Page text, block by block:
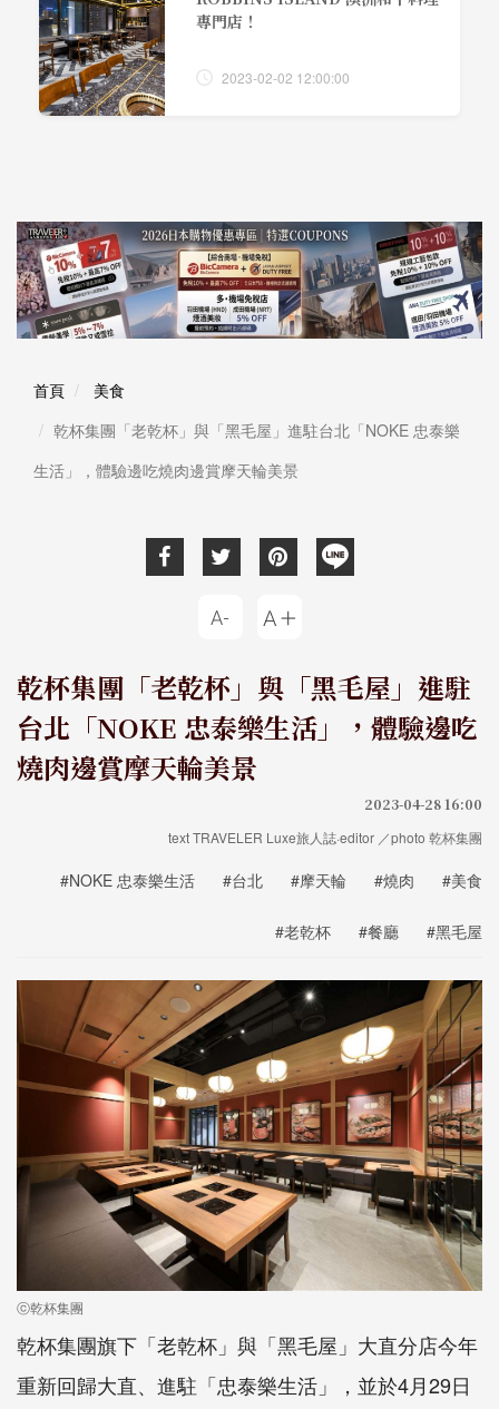
專門店！
2023-02-02 12:00:00
首頁
美食
乾杯集團「老乾杯」與「黑毛屋」進駐台北「NOKE 忠泰樂
生活」，體驗邊吃燒肉邊賞摩天輪美景
乾杯集團「老乾杯」與「黑毛屋」進駐
台北「NOKE 忠泰樂生活」，體驗邊吃
燒肉邊賞摩天輪美景
2023-04-28 16:00
text TRAVELER Luxe旅人誌·editor ／photo 乾杯集團
#NOKE 忠泰樂生活 #台北 #摩天輪 #燒肉 #美食
#老乾杯 #餐廳 #黑毛屋
ⓒ乾杯集團
乾杯集團旗下「老乾杯」與「黑毛屋」大直分店今年
重新回歸大直、進駐「忠泰樂生活」，並於4月29日